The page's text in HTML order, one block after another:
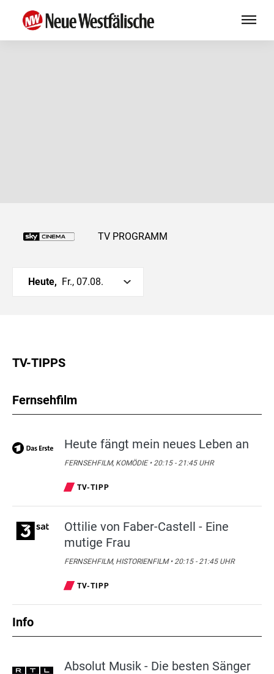
TV PROGRAMM
Heute, Fr., 07.08.
TV-TIPPS
Fernsehfilm
Heute fängt mein neues Leben an
FERNSEHFILM, KOMÖDIE • 20:15 - 21:45 UHR
TV-TIPP
Ottilie von Faber-Castell - Eine
mutige Frau
FERNSEHFILM, HISTORIENFILM • 20:15 - 21:45 UHR
TV-TIPP
Info
Absolut Musik - Die besten Sänger